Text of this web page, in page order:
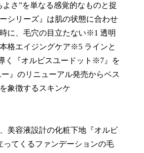
さ”を単なる感覚的なものと捉
シリーズ』は肌の状態に合わせ
に、毛穴の目立たない※1 透明
格エイジングケア※5 ラインと
く『オルビスユードット※7』を
』のリニューアル発売からベス
象徴するスキンケ
美容液設計の化粧下地『オルビ
てくるファンデーションの毛